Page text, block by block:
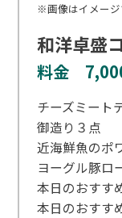
※画像はイメージ
和洋卓盛
料金
チーズミート
御造り３点
近海鮮魚のポ
ヨーグル豚ロ
本日のおすす
本日のおすす